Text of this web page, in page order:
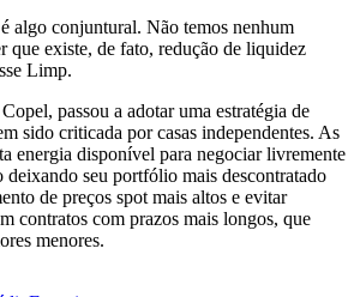
algo conjuntural. Não temos nenhum
que existe, de fato, redução de liquidez
Limp.
passou a adotar uma estratégia de
sido criticada por casas independentes. As
energia disponível para negociar livremente
deixando seu portfólio mais descontratado
de preços spot mais altos e evitar
contratos com prazos mais longos, que
menores.